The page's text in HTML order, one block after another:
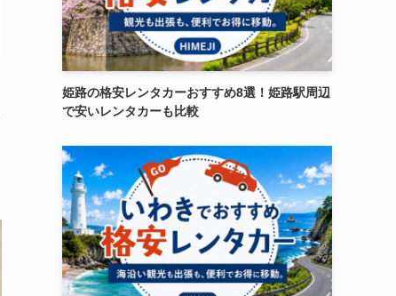
姫路の格安レンタカーおすすめ8選！姫路駅周辺
で安いレンタカーも比較